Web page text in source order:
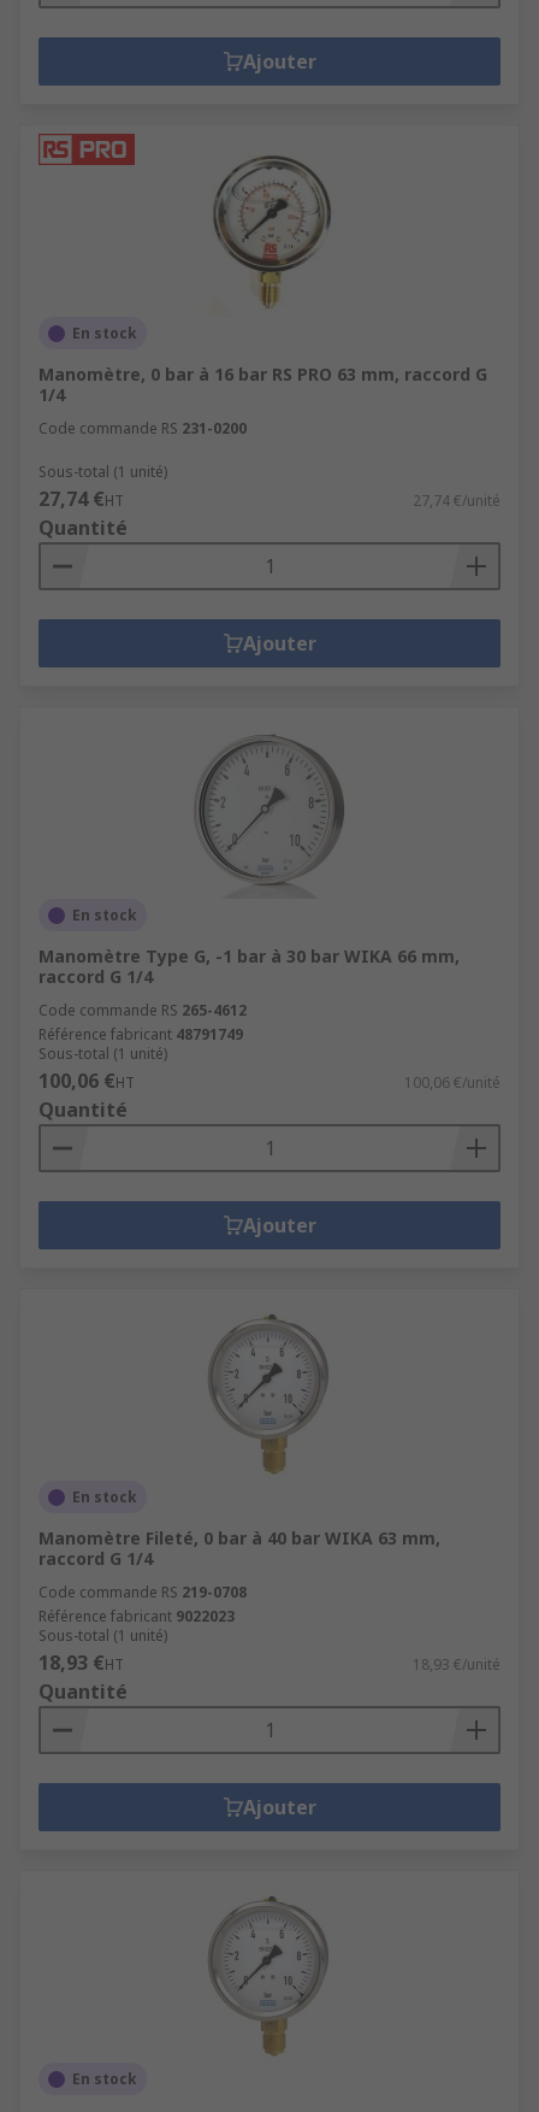
Ajouter
En stock
Manomètre, 0 bar à 16 bar RS PRO 63 mm, raccord G
1/4
Code commande RS 231-0200
Sous-total (1 unité)
27,74 €HT 27,74 €/unité
Quantité
Ajouter
En stock
Manomètre Type G, -1 bar à 30 bar WIKA 66 mm,
raccord G 1/4
Code commande RS 265-4612
Référence fabricant 48791749
Sous-total (1 unité)
100,06 €HT 100,06 €/unité
Quantité
Ajouter
En stock
Manomètre Fileté, 0 bar à 40 bar WIKA 63 mm,
raccord G 1/4
Code commande RS 219-0708
Référence fabricant 9022023
Sous-total (1 unité)
18,93 €HT 18,93 €/unité
Quantité
Ajouter
En stock